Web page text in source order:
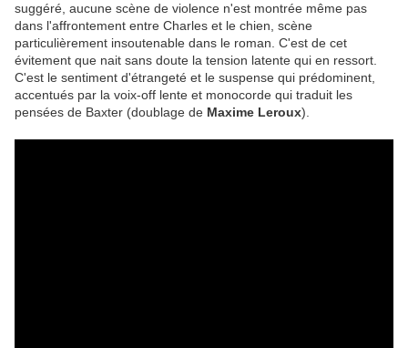
suggéré, aucune scène de violence n'est montrée même pas
dans l'affrontement entre Charles et le chien, scène
particulièrement insoutenable dans le roman. C'est de cet
évitement que nait sans doute la tension latente qui en ressort.
C'est le sentiment d'étrangeté et le suspense qui prédominent,
accentués par la voix-off lente et monocorde qui traduit les
pensées de Baxter (doublage de Maxime Leroux).